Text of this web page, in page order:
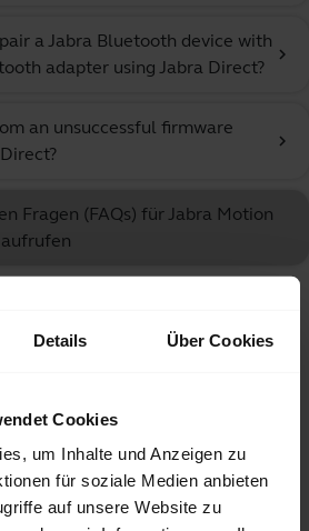
Details Über Cookies
Cookies
um Inhalte und Anzeigen zu
für soziale Medien anbieten
auf unsere Website zu
a Jabra Bluetooth device with
adapter using Jabra Direct?
chevron_right
an unsuccessful firmware
chevron_right
Fragen (FAQs) für Jabra Motion